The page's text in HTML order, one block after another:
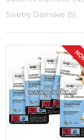
Swetry Damskie (5)